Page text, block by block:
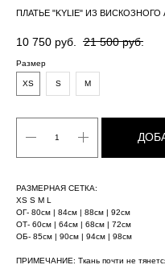
ПЛАТЬЕ "KYLIE" ИЗ ВИСКОЗНОГО
10 750 руб. 21 500 руб.
Размер
XS S M
РАЗМЕРНАЯ СЕТКA:
XS S М L
ОГ- 80см | 84см | 88см | 92cм
ОТ- 60см | 64см | 68см | 72cм
ОБ- 85см | 90см | 94cм | 98cм
ПРИМЕЧАНИЕ: Ткань почти не